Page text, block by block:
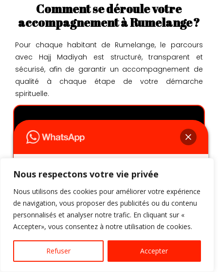
Nous respectons votre vie privée
Nous utilisons des cookies pour améliorer votre expérience
de navigation, vous proposer des publicités ou du contenu
personnalisés et analyser notre trafic. En cliquant sur «
Accepter», vous consentez à notre utilisation de cookies.
Refuser Accepter
Comment se déroule votre
accompagnement à Rumelange ?
Pour chaque habitant de Rumelange, le parcours
avec Hajj Madiyah est structuré, transparent et
sécurisé, afin de garantir un accompagnement de
qualité à chaque étape de votre démarche
spirituelle.
01
Vous me contactez par téléphone, email ou
formulaire. Nous faisons le point sur votre
situation, vos attentes et vos objectifs, en toute
confidentialité et sans jugement.
Bonjour 👋, comment allez-vous ?
N'hésitez pas à m'ajouter sur WhatsApp,
afin d'obtenir une réponse immédiate.